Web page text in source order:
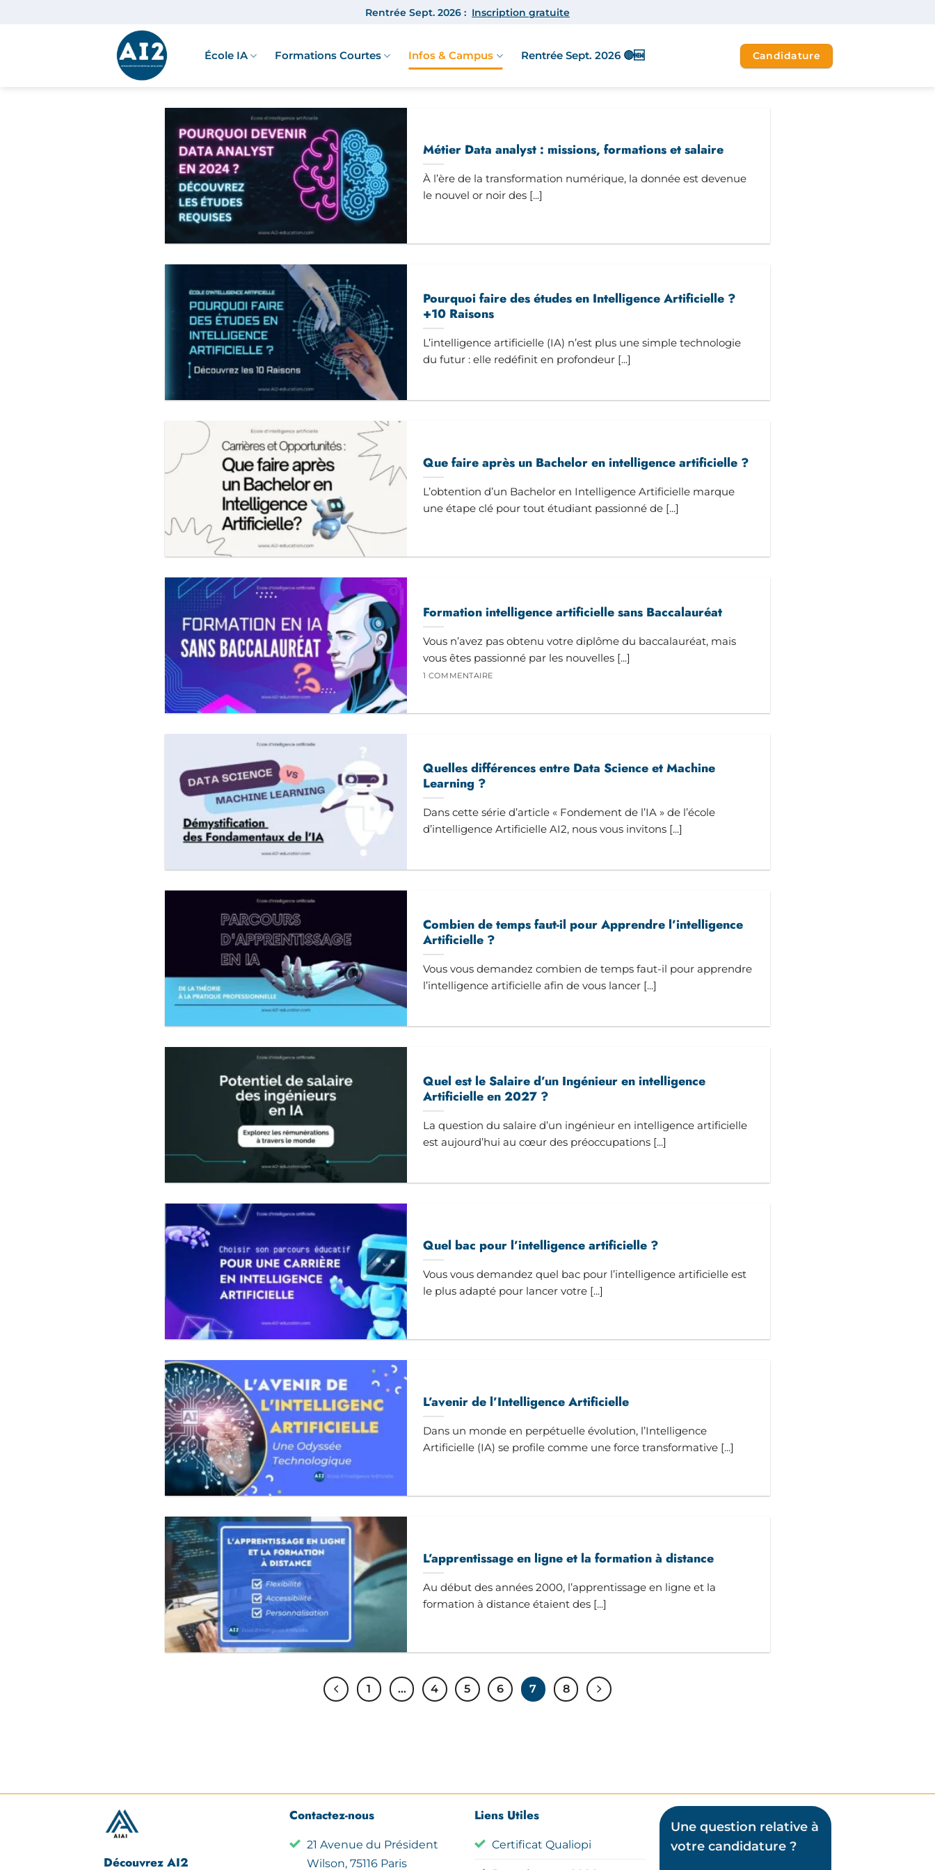
Rentrée Sept. 2026 : Inscription gratuite
École IA Formations Courtes Infos & Campus Rentrée Sept. 2026 🔴🆕 Candidature
Métier Data analyst : missions, formations et salaire
À l’ère de la transformation numérique, la donnée est devenue
le nouvel or noir des [...]
Pourquoi faire des études en Intelligence Artificielle ?
+10 Raisons
L’intelligence artificielle (IA) n’est plus une simple technologie
du futur : elle redéfinit en profondeur [...]
Que faire après un Bachelor en intelligence artificielle ?
L’obtention d’un Bachelor en Intelligence Artificielle marque
une étape clé pour tout étudiant passionné de [...]
Formation intelligence artificielle sans Baccalauréat
Vous n’avez pas obtenu votre diplôme du baccalauréat, mais
vous êtes passionné par les nouvelles [...]
1 COMMENTAIRE
Quelles différences entre Data Science et Machine
Learning ?
Dans cette série d’article « Fondement de l’IA » de l’école
d’intelligence Artificielle AI2, nous vous invitons [...]
Combien de temps faut-il pour Apprendre l’intelligence
Artificielle ?
Vous vous demandez combien de temps faut-il pour apprendre
l’intelligence artificielle afin de vous lancer [...]
Quel est le Salaire d’un Ingénieur en intelligence
Artificielle en 2027 ?
La question du salaire d’un ingénieur en intelligence artificielle
est aujourd’hui au cœur des préoccupations [...]
Quel bac pour l’intelligence artificielle ?
Vous vous demandez quel bac pour l’intelligence artificielle est
le plus adapté pour lancer votre [...]
L’avenir de l’Intelligence Artificielle
Dans un monde en perpétuelle évolution, l’Intelligence
Artificielle (IA) se profile comme une force transformative [...]
L’apprentissage en ligne et la formation à distance
Au début des années 2000, l’apprentissage en ligne et la
formation à distance étaient des [...]
1 … 4 5 6 7 8
Découvrez AI2
Contactez-nous
21 Avenue du Président
Wilson, 75116 Paris
Liens Utiles
Certificat Qualiopi
Une question relative à
votre candidature ?